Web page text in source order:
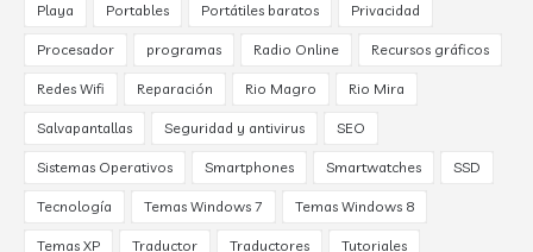
Playa Portables Portátiles baratos Privacidad
Procesador programas Radio Online Recursos gráficos
Redes Wifi Reparación Rio Magro Rio Mira
Salvapantallas Seguridad y antivirus SEO
Sistemas Operativos Smartphones Smartwatches SSD
Tecnología Temas Windows 7 Temas Windows 8
Temas XP Traductor Traductores Tutoriales